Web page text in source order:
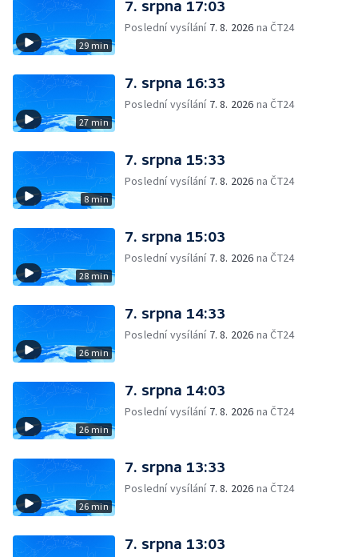
29 min
7. srpna 17:03
Poslední vysílání 7. 8. 2026 na ČT24
27 min
7. srpna 16:33
Poslední vysílání 7. 8. 2026 na ČT24
8 min
7. srpna 15:33
Poslední vysílání 7. 8. 2026 na ČT24
28 min
7. srpna 15:03
Poslední vysílání 7. 8. 2026 na ČT24
26 min
7. srpna 14:33
Poslední vysílání 7. 8. 2026 na ČT24
26 min
7. srpna 14:03
Poslední vysílání 7. 8. 2026 na ČT24
26 min
7. srpna 13:33
Poslední vysílání 7. 8. 2026 na ČT24
7. srpna 13:03